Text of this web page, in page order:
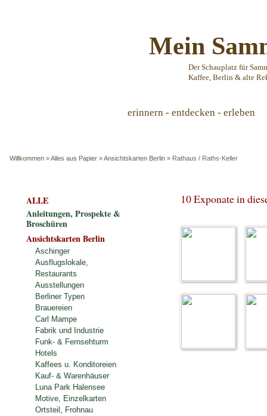
Mein
Der Schauplatz für
Kaffee, Berlin & alte
erinnern - entdecken - erleben
Willkommen »Alles aus Papier »Ansichtskarten Berlin » Rathaus / Raths-Keller
10 Exponate in
ALLE
Anleitungen, Prospekte &
Broschüren
Ansichtskarten Berlin
Aschinger
Ausflugslokale,
Restaurants
Ausstellungen
Berliner Typen
Brauereien
Carl Mampe
Fabrik und Industrie
Funk- & Fernsehturm
Hotels
Kaffees u. Konditoreien
Kauf- & Warenhäuser
Luna Park Halensee
Motive, Einzelkarten
Ortsteil, Frohnau